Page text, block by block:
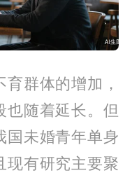
群体的增加，
也随着延长。但
国未婚青年单身
现有研究主要聚